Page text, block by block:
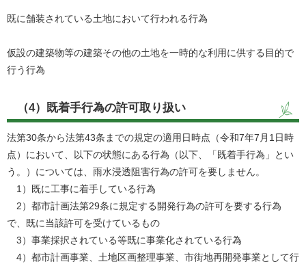
既に舗装されている土地において行われる行為
仮設の建築物等の建築その他の土地を一時的な利用に供する目的で
行う行為
（4）既着手行為の許可取り扱い
法第30条から法第43条までの規定の適用日時点（令和7年7月1日時
点）において、以下の状態にある行為（以下、「既着手行為」とい
う。）については、雨水浸透阻害行為の許可を要しません。
1）既に工事に着手している行為
2）都市計画法第29条に規定する開発行為の許可を要する行為
で、既に当該許可を受けているもの
3）事業採択されている等既に事業化されている行為
4）都市計画事業、土地区画整理事業、市街地再開発事業として行